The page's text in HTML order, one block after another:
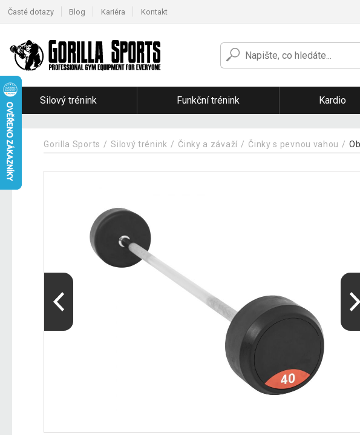
Časté dotazy Blog Kariéra Kontakt
Silový trénink Funkční trénink Kardio
Gorilla Sports Silový trénink Činky a závaží Činky s pevnou vahou